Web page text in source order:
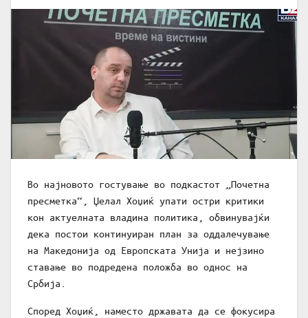
Во најновото гостување во подкастот „Почетна
пресметка“, Џелал Хоџиќ упати остри критики
кон актуелната владина политика, обвинувајќи
дека постои континуиран план за оддалечување
на Македонија од Европската Унија и нејзино
ставање во подредена положба во однос на
Србија.
Според Хоџиќ, наместо државата да се фокусира